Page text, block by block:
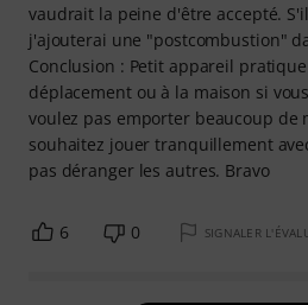
vaudrait la peine d'être accepté.
j'ajouterai une "postcombustion"
Conclusion : Petit appareil
déplacement ou à la maison si
voulez pas emporter beaucoup de
souhaitez jouer tranquillement
pas déranger les autres. Bravo
6 0 SIGNALER